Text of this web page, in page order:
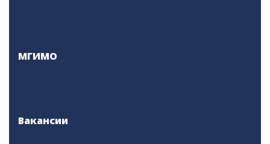
МГИМО
Вакансии